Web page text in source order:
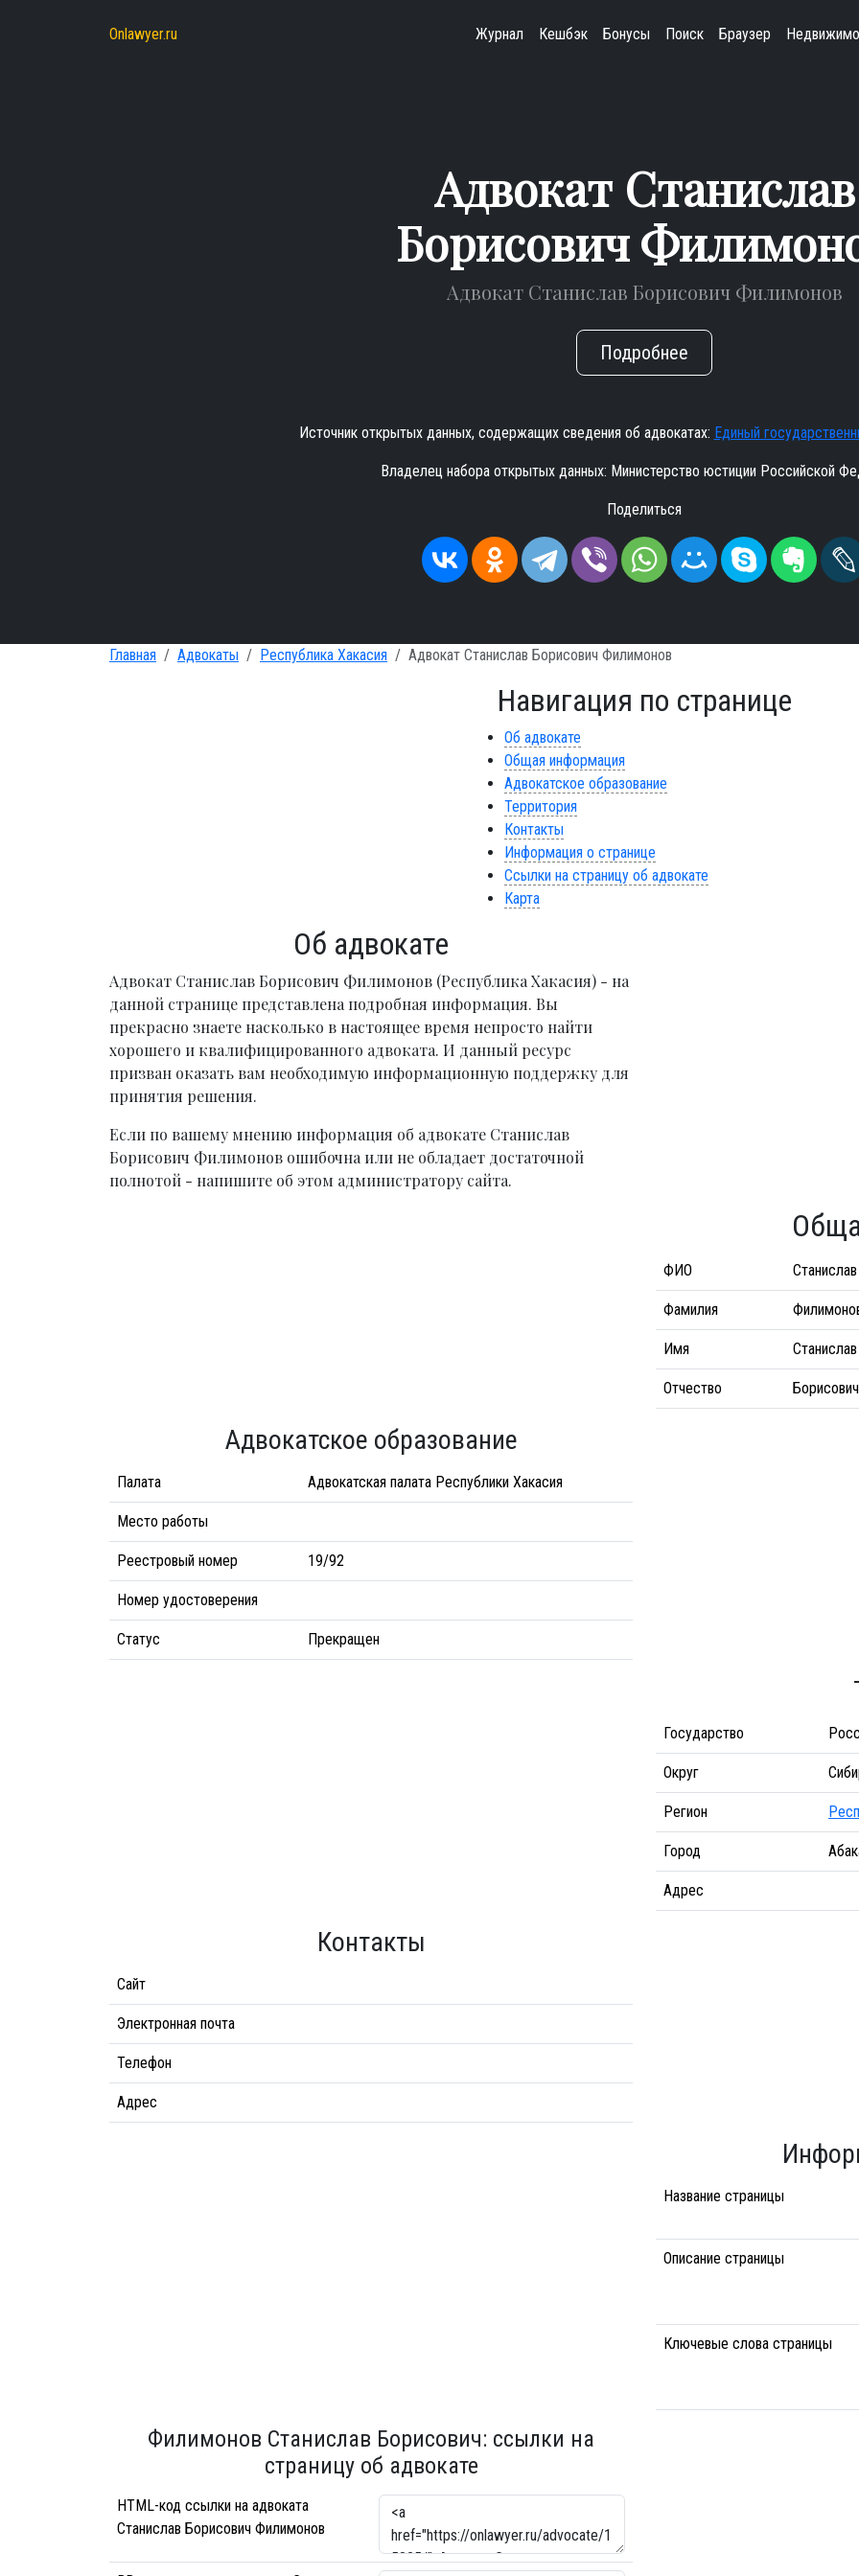
Onlawyer.ru Журнал Кешбэк Бонусы Поиск Браузер
Адвокат Станислав
Борисович
Адвокат Станислав Борисович Филимонов
Подробнее
Источник открытых данных, содержащих сведения об адвокатах: Единый
Владелец набора открытых данных: Министерство юстиции Российской
Поделиться
Главная Адвокаты Республика Хакасия Адвокат Станислав Борисович Филимонов
Навигация по странице
Об адвокате
Общая информация
Адвокатское образование
Территория
Контакты
Информация о странице
Ссылки на страницу об адвокате
Карта
Об адвокате
Адвокат Станислав Борисович Филимонов (Республика Хакасия) - на
данной странице представлена подробная информация. Вы
прекрасно знаете насколько в настоящее время непросто найти
хорошего и квалифицированного адвоката. И данный ресурс
призван оказать вам необходимую информационную поддержку для
принятия решения.
Если по вашему мнению информация об адвокате Станислав
Борисович Филимонов ошибочна или не обладает достаточной
полнотой - напишите об этом администратору сайта.
ФИО
Фамилия
Имя Станислав
Отчество Борисович
Адвокатское образование
Палата Адвокатская палата Республики Хакасия
Место работы
Реестровый номер 19/92
Номер удостоверения
Статус Прекращен
Государство
Округ
Регион
Город
Адрес
Контакты
Сайт
Электронная почта
Телефон
Адрес
Название страницы
Описание страницы
Ключевые слова страницы
Филимонов Станислав Борисович: ссылки на
страницу об адвокате
HTML-код ссылки на адвоката
Станислав Борисович Филимонов